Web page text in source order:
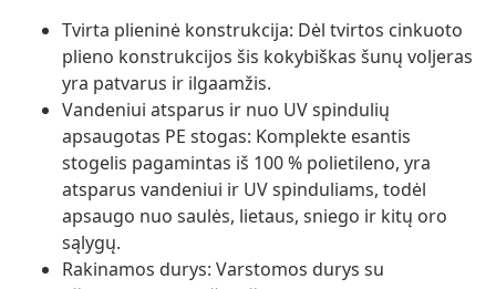
Tvirta plieninė konstrukcija: Dėl tvirtos cinkuoto
plieno konstrukcijos šis kokybiškas šunų voljeras
yra patvarus ir ilgaamžis.
Vandeniui atsparus ir nuo UV spindulių
apsaugotas PE stogas: Komplekte esantis
stogelis pagamintas iš 100 % polietileno, yra
atsparus vandeniui ir UV spinduliams, todėl
apsaugo nuo saulės, lietaus, sniego ir kitų oro
sąlygų.
Rakinamos durys: Varstomos durys su